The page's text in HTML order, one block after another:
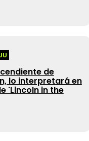
de
lo interpretará en
'Lincoln in the